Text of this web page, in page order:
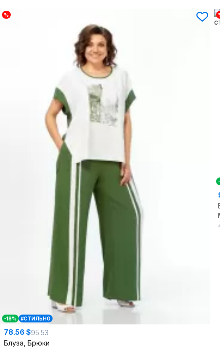
%
-18% #СТИЛЬНО
78.56 $95.53
Блуза, Брюки